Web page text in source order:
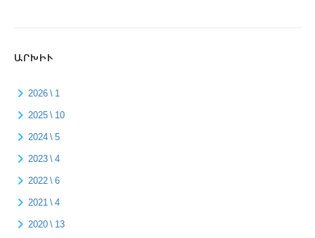
ԱՐԽԻՒ
2026 \ 1
2025 \ 10
2024 \ 5
2023 \ 4
2022 \ 6
2021 \ 4
2020 \ 13